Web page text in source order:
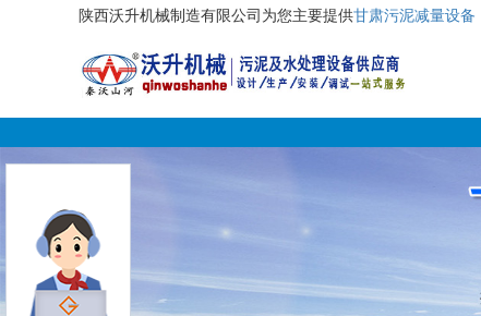
陕西沃升机械制造有限公司为您主要提供甘肃污泥减量设备